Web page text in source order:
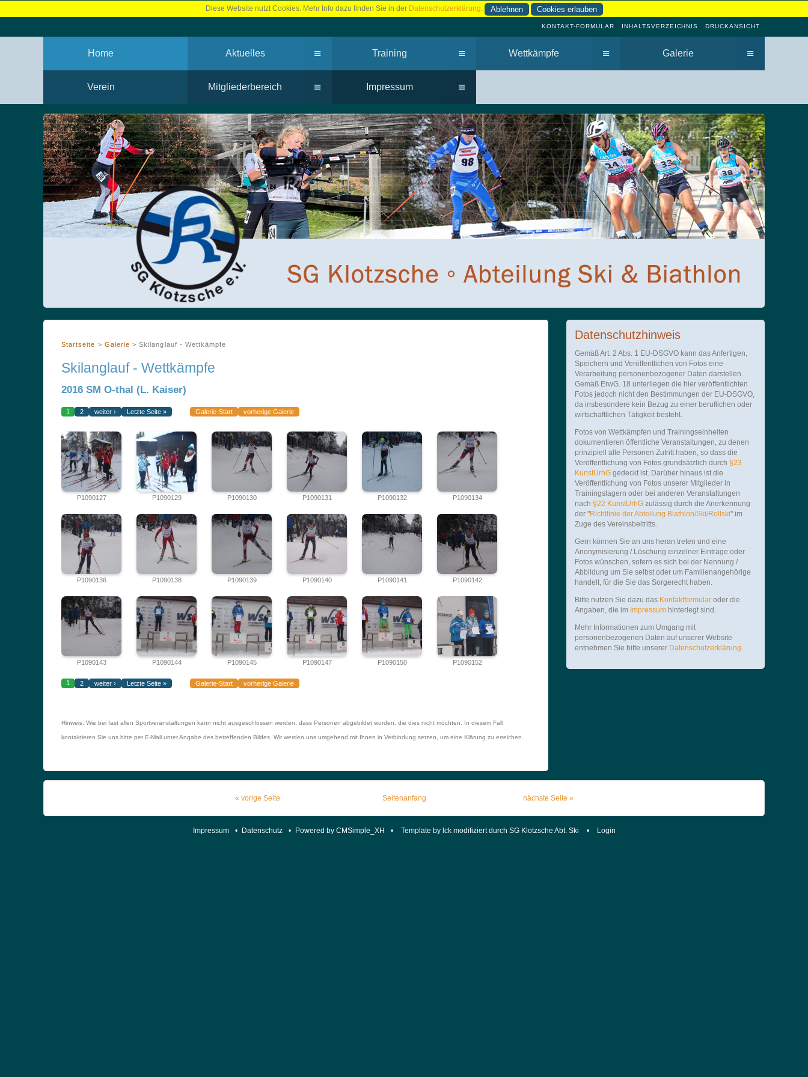
Diese Website nutzt Cookies. Mehr Info dazu finden Sie in der Datenschutzerklärung. Ablehnen Cookies erlauben
KONTAKT-FORMULAR INHALTSVERZEICHNIS DRUCKANSICHT
Home Aktuelles ≡ Training ≡ Wettkämpfe ≡ Galerie ≡
Verein Mitgliederbereich ≡ Impressum ≡
Startseite > Galerie >Skilanglauf - Wettkämpfe
Skilanglauf - Wettkämpfe
2016 SM O-thal (L. Kaiser)
1 2 weiter › Letzte Seite » Galerie-Start vorherige Galerie
P1090127 P1090129 P1090130 P1090131 P1090132 P1090134
P1090136 P1090138 P1090139 P1090140 P1090141 P1090142
P1090143 P1090144 P1090145 P1090147 P1090150 P1090152
1 2 weiter › Letzte Seite » Galerie-Start vorherige Galerie
Hinweis: Wie bei fast allen Sportveranstaltungen kann nicht ausgeschlossen werden, dass Personen abgebildet wurden, die dies nicht möchten. In diesem Fall
kontaktieren Sie uns bitte per E-Mail unter Angabe des betreffenden Bildes. Wir werden uns umgehend mit Ihnen in Verbindung setzen, um eine Klärung zu erreichen.
Datenschutzhinweis
Gemäß Art. 2 Abs. 1 EU-DSGVO kann das Anfertigen,
Speichern und Veröffentlichen von Fotos eine
Verarbeitung personenbezogener Daten darstellen.
Gemäß ErwG. 18 unterliegen die hier veröffentlichten
Fotos jedoch nicht den Bestimmungen der EU-DSGVO,
da insbesondere kein Bezug zu einer beruflichen oder
wirtschaftlichen Tätigkeit besteht.
Fotos von Wettkämpfen und Trainingseinheiten
dokumentieren öffentliche Veranstaltungen, zu denen
prinzipiell alle Personen Zutritt haben, so dass die
Veröffentlichung von Fotos grundsätzlich durch §23
KunstUrhGgedeckt ist. Darüber hinaus ist die
Veröffentlichung von Fotos unserer Mitglieder in
Trainingslagern oder bei anderen Veranstaltungen
nach §22 KunstUrhG zulässig durch die Anerkennung
der "Richtlinie der Abteilung Biathlon/Ski/Rollski" im
Zuge des Vereinsbeitritts.
Gern können Sie an uns heran treten und eine
Anonymisierung / Löschung einzelner Einträge oder
Fotos wünschen, sofern es sich bei der Nennung /
Abbildung um Sie selbst oder um Familienangehörige
handelt, für die Sie das Sorgerecht haben.
Bitte nutzen Sie dazu das Kontaktformularoder die
Angaben, die im Impressumhinterlegt sind.
Mehr Informationen zum Umgang mit
personenbezogenen Daten auf unserer Website
entnehmen Sie bitte unserer Datenschutzerklärung.
« vorige Seite Seitenanfang nächste Seite »
Impressum • Datenschutz • Powered by CMSimple_XH • Template by lck modifiziert durch SG Klotzsche Abt. Ski • Login